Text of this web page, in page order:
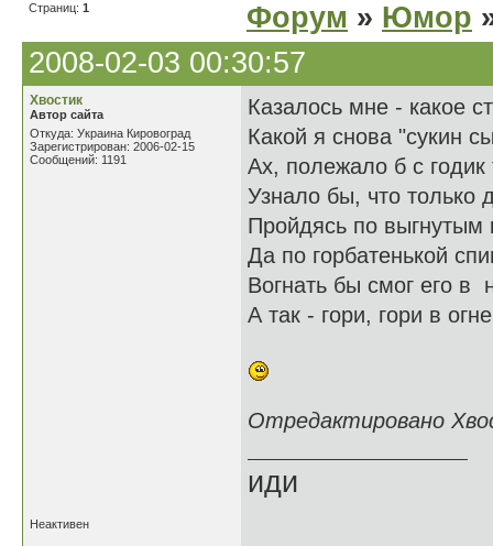
Страниц: 1 Форум » Юмор
2008-02-03 00:30:57
Хвостик
Автор сайта
Откуда: Украина Кировоград
Зарегистрирован: 2006-02-15
Сообщений: 1191
Казалось мне - какое
Какой я снова "сукин
Ах, полежало б с годик
Узнало бы, что только
Пройдясь по выгнутым
Да по горбатенькой
Вогнать бы смог его в
А так - гори, гори в
Отредактировано
иди
Неактивен